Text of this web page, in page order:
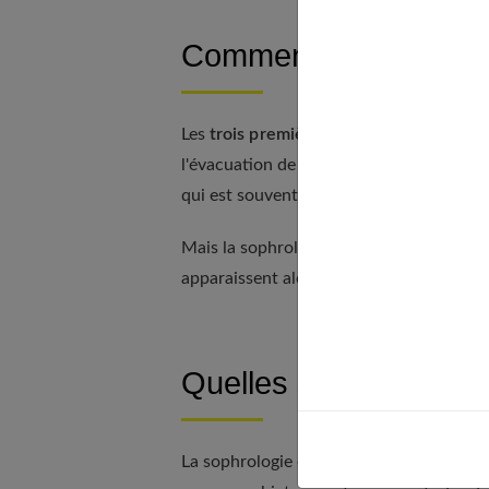
Comment se passe
Les trois premières séances vous
l'évacuation de l'énergie des organes.
qui est souvent rapide. Les protocoles
Mais la sophrologie nous offrant
apparaissent alors..
Quelles sont ses
La sophrologie est une discipline jeune,